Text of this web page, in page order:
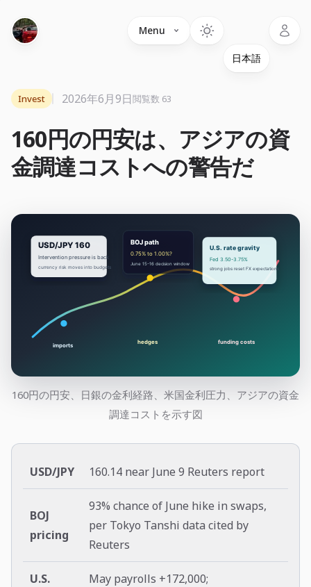
Menu
160円の円安は、アジアの資
金調達コストへの警告だ
Invest 2026年6月9日閲覧数 63
160円の円安、日銀の金利経路、米国金利圧力、アジアの資金
調達コストを示す図
USD/JPY 160.14 near June 9 Reuters report
BOJ
pricing
93% chance of June hike in swaps,
per Tokyo Tanshi data cited by
Reuters
U.S.
May payrolls +172,000;